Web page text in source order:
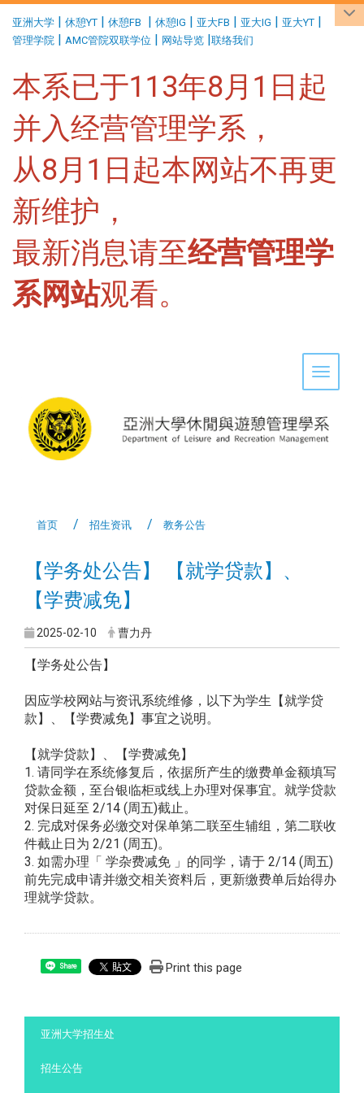
亚洲大学 | 休憩YT | 休憩FB | 休憩IG | 亚大FB | 亚大IG | 亚大YT |
管理学院 | AMC管院双联学位 | 网站导览 |联络我们
本系已于113年8月1日起
并入经营管理学系，
从8月1日起本网站不再更
新维护，
最新消息请至经营管理学
系网站观看。
Toggle
首页 招生资讯 教务公告
【学务处公告】 【就学贷款】、
【学费减免】
2025-02-10 曹力丹
【学务处公告】
因应学校网站与资讯系统维修，以下为学生【就学贷
款】、【学费减免】事宜之说明。
【就学贷款】、【学费减免】
1. 请同学在系统修复后，依据所产生的缴费单金额填写
贷款金额，至台银临柜或线上办理对保事宜。就学贷款
对保日延至 2/14 (周五)截止。
2. 完成对保务必缴交对保单第二联至生辅组，第二联收
件截止日为 2/21 (周五)。
3. 如需办理「 学杂费减免 」的同学，请于 2/14 (周五)
前先完成申请并缴交相关资料后，更新缴费单后始得办
理就学贷款。
Share Print this page
亚洲大学招生处
招生公告